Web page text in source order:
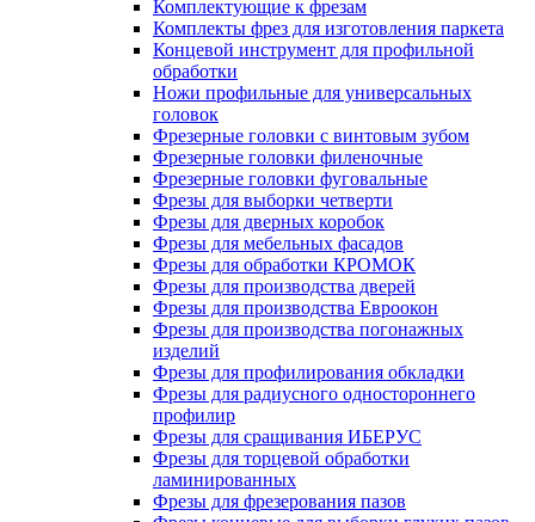
Комплектующие к фрезам
Комплекты фрез для изготовления паркета
Концевой инструмент для профильной
обработки
Ножи профильные для универсальных
головок
Фрезерные головки с винтовым зубом
Фрезерные головки филеночные
Фрезерные головки фуговальные
Фрезы для выборки четверти
Фрезы для дверных коробок
Фрезы для мебельных фасадов
Фрезы для обработки КРОМОК
Фрезы для производства дверей
Фрезы для производства Евроокон
Фрезы для производства погонажных
изделий
Фрезы для профилирования обкладки
Фрезы для радиусного одностороннего
профилир
Фрезы для сращивания ИБЕРУС
Фрезы для торцевой обработки
ламинированных
Фрезы для фрезерования пазов